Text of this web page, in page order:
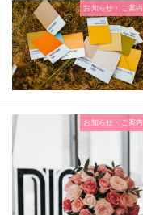
お知らせ・ご案内
お知らせ・ご案内